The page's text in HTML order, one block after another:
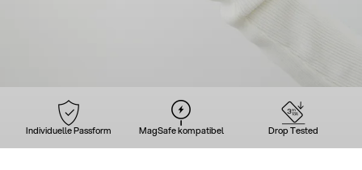
Individuelle Passform MagSafe kompatibel Drop Tested